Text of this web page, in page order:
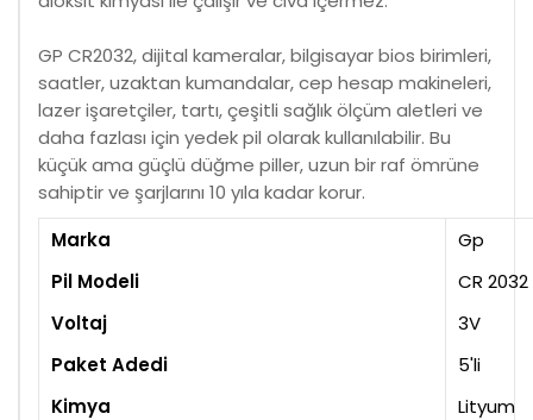
GP CR2032, dijital kameralar, bilgisayar bios birimleri,
saatler, uzaktan kumandalar, cep hesap makineleri,
lazer işaretçiler, tartı, çeşitli sağlık ölçüm aletleri ve
daha fazlası için yedek pil olarak kullanılabilir. Bu
küçük ama güçlü düğme piller, uzun bir raf ömrüne
sahiptir ve şarjlarını 10 yıla kadar korur.
Marka
Gp
Pil Modeli
CR 2032
Voltaj
3V
Paket Adedi
5'li
Kimya
Lityum